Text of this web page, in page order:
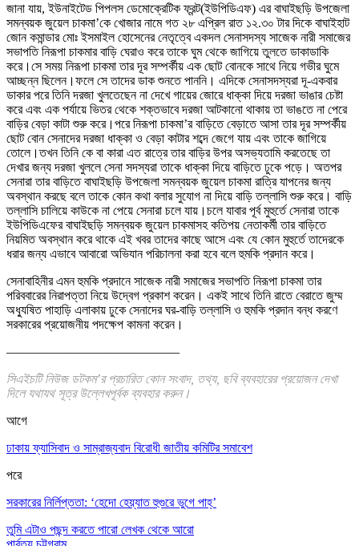
জানা যায়, ইউনাইটেড পিপলস ডেমোক্রেটিক ফ্রন্ট(ইউপিডিএফ) এর বাঘাইছড়ি উপজেলা
সমন্বয়ক জুয়েল চাকমা’কে খোজার নামে গত ২৮ এপ্রিল রাত ১২.৩০ টার দিকে বাঘাইহাট
জোন কমান্ডার মোঃ ইসমাইল হোসেনের নেতৃত্বে একদল সেনাসদস্য সাজেক নারী সমাজের
সভাপতি নিরূপা চাকমার বাড়ি ঘেরাও করে তাকে ঘুম থেকে জাগিয়ে তুলতে ডাকাডাকি
করে।সে সময় নিরূপা চাকমা তার দূর সম্পর্কীয় এক ছোট বোনকে সাথে নিয়ে গভীর ঘুমে
আচ্ছন্ন ছিলেন।ফলে সে তাদের ডাক শুনতে পাননি। এদিকে সেনাসদস্যরা দূ-একবার
ডাকার পরে তিনি দরজা খুলতেছেন না দেখে গায়ের জোরে ধাক্কা দিয়ে দরজা ভাঙার চেষ্টা
করে এবং এক পর্যায়ে ভিতর থেকে শক্তভাবে দরজা আটকানো থাকায় তা ভাঙতে না পেরে
বাড়ির বেড়া কাটা শুরু করে।পরে নিরূপা চাকমা’র বাড়িতে বেড়াতে আসা তার দূর সম্পর্কীয়
ছোট বোন সেনাদের দরজা ধাক্কা ও বেড়া কাটার শব্দে জেগে যায় এবং তাকে জাগিয়ে
তোলে।তখন তিনি কে বা কারা এত রাত্রে তার বাড়ির উপর অসভ্যতামি করতেছে তা
দেখার জন্য দরজা খুললে সেনা সদস্যরা তাকে ধাক্কা দিয়ে বাড়িতে ঢুকে পড়ে। অতপর
সেনারা তার বাড়িতে বাঘাইছড়ি উপজেলা সমন্বয়ক জুয়েল চাকমা রাত্রি যাপনের জন্য
অবস্থান করছে বলে তাকে কোন কথা বলার সুযোগ না দিয়ে বাড়ি তল্লাসি শুরু করে। বাড়ি
তল্লাসি চালিয়ে কাউকে না পেয়ে সেনারা চলে যায়।চলে যাবার পূর্ব মুহুর্তে সেনারা তাকে
ইউপিডিএফের বাঘাইছড়ি সমন্বয়ক জুয়েল চাকমাসহ কতিপয় নেতাকর্মী তার বাড়িতে
নিয়মিত অবস্থান করে থাকে এই খবর তাদের কাছে আসে এবং যে কোন মুহুর্তে তাদেরকে
ধরার জন্য এভাবে আবারো অভিযান পরিচালনা করা হবে বলে হুমকি প্রদান করে।
সেনাবাহিনীর এমন হুমকি প্রদানে সাজেক নারী সমাজের সভাপতি নিরূপা চাকমা তার
পরিববারের নিরাপত্তা নিয়ে উদ্বেগ প্রকাশ করেন। একই সাথে তিনি রাতে বেরাতে জুম্ম
অধ্যুষিত পাহাড়ি এলাকায় ঢুকে সেনাদের ঘর-বাড়ি তল্লাসি ও হুমকি প্রদান বন্ধ করণে
সরকারের প্রয়োজনীয় পদক্ষেপ কামনা করেন।
—————————————–
সিএইচটি নিউজ ডটকম’র প্রচারিত কোন সংবাদ, তথ্য, ছবি ব্যবহারের প্রয়োজন দেখা
দিলে যথাযথ সূত্র উল্লেখপূর্বক ব্যবহার করুন।
আগে
ঢাকায় ফ্যাসিবাদ ও সাম্রাজ্যবাদ বিরোধী জাতীয় কমিটির সমাবেশ
পরে
সরকারের নির্লিপ্ততা: ‘হেদো হেয়্যাত হুগুরে ভুগে পাহ্’
তুমি এটাও পছন্দ করতে পারো লেখক থেকে আরো